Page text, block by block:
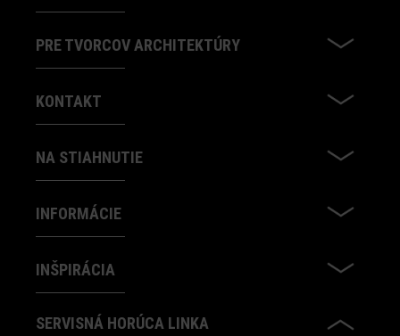
PRE TVORCOV ARCHITEKTÚRY
KONTAKT
NA STIAHNUTIE
INFORMÁCIE
INŠPIRÁCIA
SERVISNÁ HORÚCA LINKA